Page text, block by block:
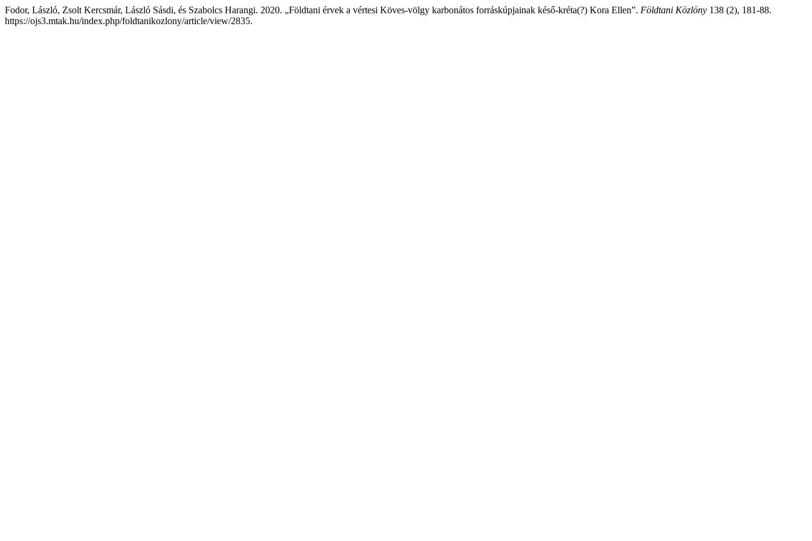
Fodor, László, Zsolt Kercsmár, László Sásdi, és Szabolcs Harangi. 2020. „Földtani érvek a vértesi Köves-völgy karbonátos forráskúpjainak késő-kréta(?) Kora Ellen”. Földtani Közlöny 138 (2), 181-88.
https://ojs3.mtak.hu/index.php/foldtanikozlony/article/view/2835.